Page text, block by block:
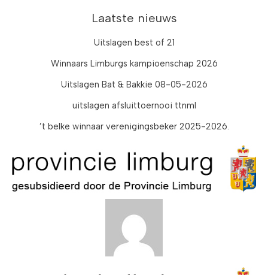
Laatste nieuws
Uitslagen best of 21
Winnaars Limburgs kampioenschap 2026
Uitslagen Bat & Bakkie 08-05-2026
uitslagen afsluittoernooi ttnml
’t belke winnaar verenigingsbeker 2025-2026.